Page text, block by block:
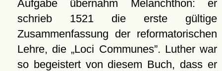
Aufgabe übernahm Melanchthon: er
schrieb 1521 die erste gültige
Zusammenfassung der reformatorischen
Lehre, die Loci Communes . Luther war
so begeistert von diesem Buch, dass er